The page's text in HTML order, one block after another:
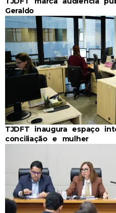
Geraldo
TJDFT inaugura espaço
conciliação e mulher